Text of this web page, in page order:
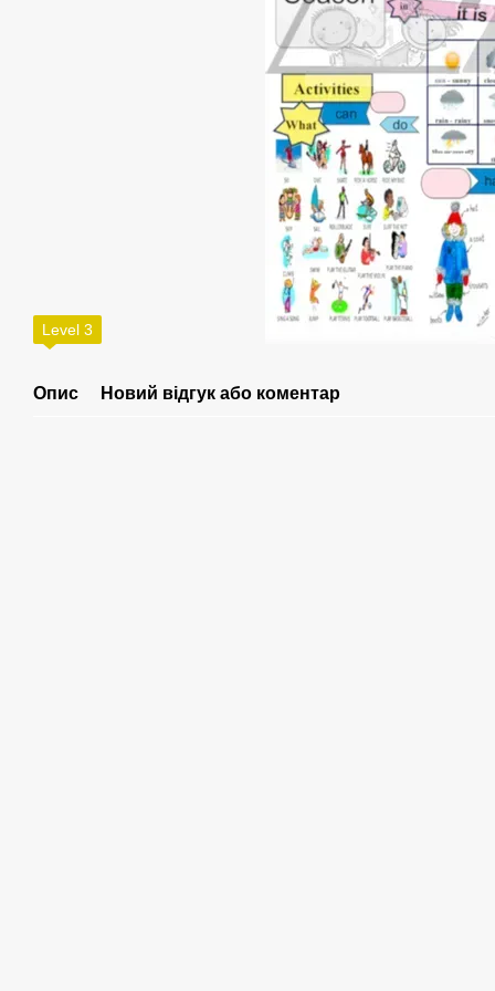
Level 3
Опис Новий відгук або коментар